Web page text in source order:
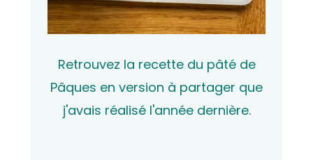
Retrouvez la recette du pâté de
Pâques en version à partager que
j'avais réalisé l'année dernière.